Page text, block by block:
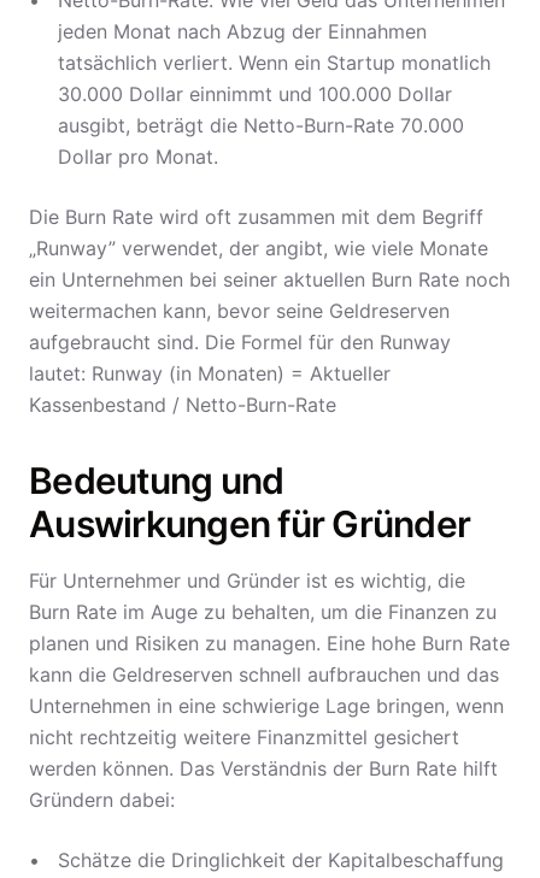
jeden Monat nach Abzug der Einnahmen
tatsächlich verliert. Wenn ein Startup monatlich
30.000 Dollar einnimmt und 100.000 Dollar
ausgibt, beträgt die Netto-Burn-Rate 70.000
Dollar pro Monat.
Die Burn Rate wird oft zusammen mit dem Begriff
„Runway” verwendet, der angibt, wie viele Monate
ein Unternehmen bei seiner aktuellen Burn Rate noch
weitermachen kann, bevor seine Geldreserven
aufgebraucht sind. Die Formel für den Runway
lautet: Runway (in Monaten) = Aktueller
Kassenbestand / Netto-Burn-Rate
Bedeutung und
Auswirkungen für Gründer
Für Unternehmer und Gründer ist es wichtig, die
Burn Rate im Auge zu behalten, um die Finanzen zu
planen und Risiken zu managen. Eine hohe Burn Rate
kann die Geldreserven schnell aufbrauchen und das
Unternehmen in eine schwierige Lage bringen, wenn
nicht rechtzeitig weitere Finanzmittel gesichert
werden können. Das Verständnis der Burn Rate hilft
Gründern dabei:
Schätze die Dringlichkeit der Kapitalbeschaffung